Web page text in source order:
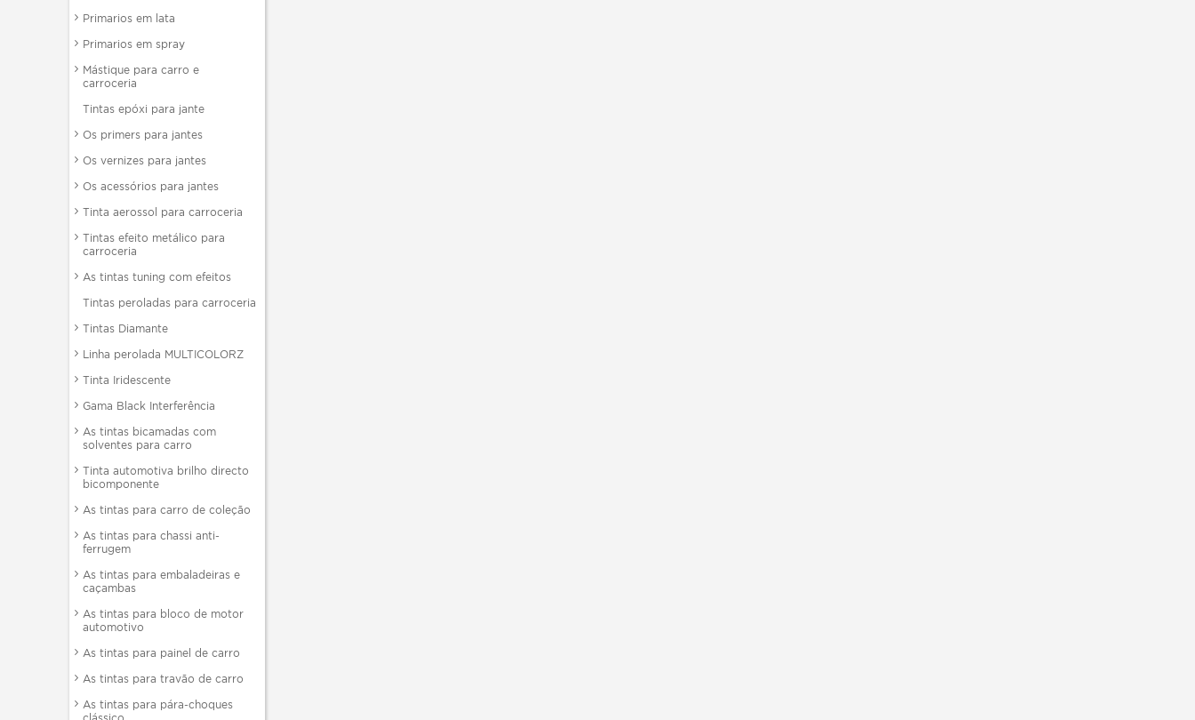
Primarios em lata
Primarios em spray
Mástique para carro e
carroceria
Tintas epóxi para jante
Os primers para jantes
Os vernizes para jantes
Os acessórios para jantes
Tinta aerossol para carroceria
Tintas efeito metálico para
carroceria
As tintas tuning com efeitos
Tintas peroladas para carroceria
Tintas Diamante
Linha perolada MULTICOLORZ
Tinta Iridescente
Gama Black Interferência
As tintas bicamadas com
solventes para carro
Tinta automotiva brilho directo
bicomponente
As tintas para carro de coleção
As tintas para chassi anti-
ferrugem
As tintas para embaladeiras e
caçambas
As tintas para bloco de motor
automotivo
As tintas para painel de carro
As tintas para travão de carro
As tintas para pára-choques